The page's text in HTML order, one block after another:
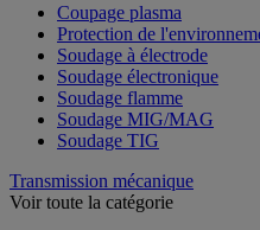
Coupage plasma
Protection de
Soudage à électrode
Soudage électronique
Soudage flamme
Soudage MIG/MAG
Soudage TIG
Transmission mécanique
Voir toute la catégorie